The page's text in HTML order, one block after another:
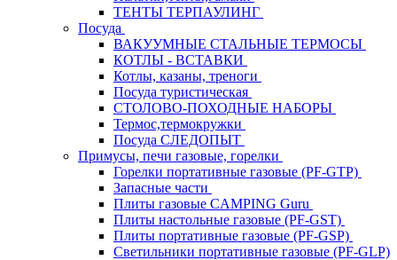
ТЕНТЫ ТЕРПАУЛИНГ
Посуда
ВАКУУМНЫЕ СТАЛЬНЫЕ ТЕРМОСЫ
КОТЛЫ - ВСТАВКИ
Котлы, казаны, треноги
Посуда туристическая
СТОЛОВО-ПОХОДНЫЕ НАБОРЫ
Термос,термокружки
Посуда СЛЕДОПЫТ
Примусы, печи газовые, горелки
Горелки портативные газовые (PF-GTP)
Запасные части
Плиты газовые CAMPING Guru
Плиты настольные газовые (PF-GST)
Плиты портативные газовые (PF-GSP)
Светильники портативные газовые (PF-GLP)